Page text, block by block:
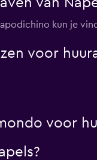
van
kun je
voor
voor